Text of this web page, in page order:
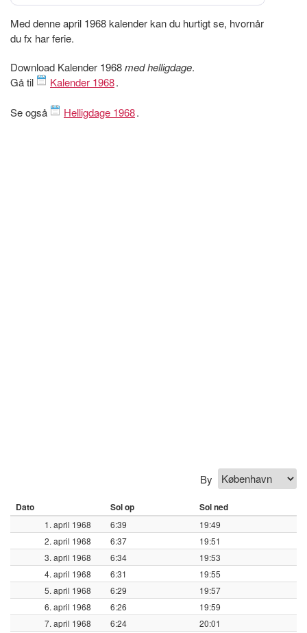
Med denne april 1968 kalender kan du hurtigt se, hvornår
du fx har ferie.
Download Kalender 1968med helligdage.
Gå til
Kalender 1968.
Se også Helligdage 1968.
By
Dato Sol op Sol ned
1. april 1968 6:39
19:49
2. april 1968
6:37
19:51
3. april 1968
6:34
19:53
4. april 1968
6:31
19:55
5. april 1968
6:29
19:57
6. april 1968
6:26
19:59
7. april 1968
6:24 20:01